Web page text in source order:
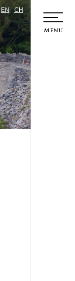
EN CH